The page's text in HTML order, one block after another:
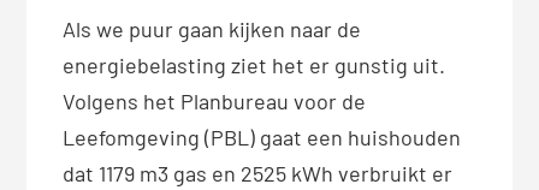
Als we puur gaan kijken naar de
energiebelasting ziet het er gunstig uit.
Volgens het Planbureau voor de
Leefomgeving (PBL) gaat een huishouden
dat 1179 m3 gas en 2525 kWh verbruikt er